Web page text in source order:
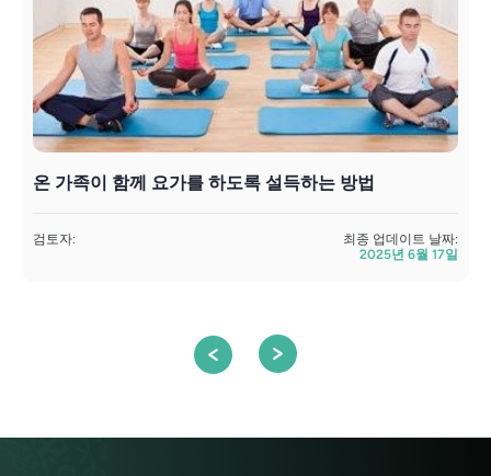
온 가족이 함께 요가를 하도록 설득하는 방법
검토자:
최종 업데이트 날짜:
2025년 6월 17일